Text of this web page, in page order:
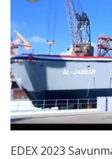
EDEX 2023